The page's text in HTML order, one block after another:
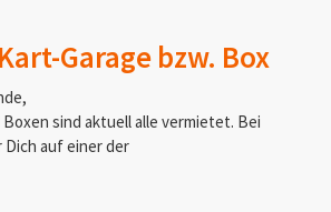
Garage bzw. Box
sind aktuell alle vermietet. Bei
auf einer der